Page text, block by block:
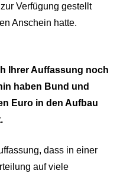
Verfügung gestellt
Anschein hatte.
Ihrer Auffassung noch
haben Bund und
Euro in den Aufbau
dass in einer
auf viele